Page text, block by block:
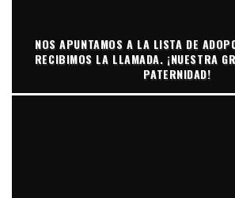
NOS APUNTAMOS A LA LISTA DE
RECIBIMOS LA LLAMADA. ¡NUESTRA
PATERNIDAD!